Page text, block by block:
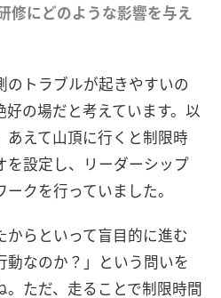
にどのような影響を与え
のトラブルが起きやすいの
の場だと考えています。以
あえて山頂に行くと制限時
を設定し、リーダーシップ
クを行っていました。
からといって盲目的に進む
動なのか？」という問いを
ただ、走ることで制限時間